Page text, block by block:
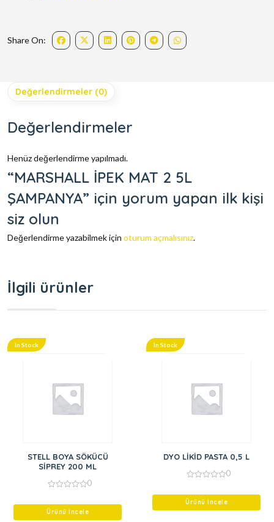
Share On:
Değerlendirmeler (0)
Değerlendirmeler
Henüz değerlendirme yapılmadı.
“MARSHALL İPEK MAT 2 5L
ŞAMPANYA” için yorum yapan ilk kişi
siz olun
Değerlendirme yazabilmek için oturum açmalısınız.
İlgili ürünler
In Stock
STELL BOYA SÖKÜCÜ
SİPREY 200 ML
of
0
Ürünü İncele
In Stock
DYO LİKİD PASTA 0,5 L
of
0
Ürünü İncele